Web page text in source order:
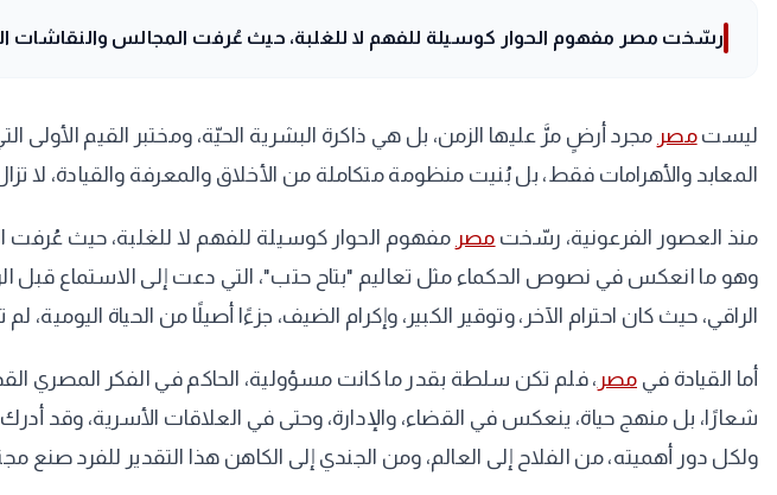
رسّخت مصر مفهوم الحوار كوسيلة للفهم لا للغلبة، حيث عُرفت المجالس والنقاشات التي
ليستمصر مجرد أرضٍ مرَّ عليها الزمن، بل هي ذاكرة البشرية الحيّة، ومختبر القيم
المعابد والأهرامات فقط، بل بُنيت منظومة متكاملة من الأخلاق والمعرفة والقيادة، لا
منذ العصور الفرعونية، رسّخت مصر مفهوم الحوار كوسيلة للفهم لا للغلبة، حيث عُرفت
وهو ما انعكس في نصوص الحكماء مثل تعاليم "بتاح حتب"، التي دعت إلى الاستماع قبل
الراقي، حيث كان احترام الآخر، وتوقير الكبير، وإكرام الضيف، جزءًا أصيلًا من الحياة
أما القيادة في مصر ، فلم تكن سلطة بقدر ما كانت مسؤولية، الحاكم في الفكر المصري
شعارًا، بل منهج حياة، ينعكس في القضاء، والإدارة، وحتى في العلاقات الأسرية، وقد
ولكل دور أهميته، من الفلاح إلى العالم، ومن الجندي إلى الكاهن هذا التقدير للفرد صنع